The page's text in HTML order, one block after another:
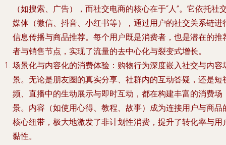
（如搜索、广告），而社交电商的核心在于“人”。它依托社
媒体（微信、抖音、小红书等），通过用户的社交关系链进
信息传播与商品推荐。每个用户既是消费者，也是潜在的推
者与销售节点，实现了流量的去中心化与裂变式增长。
场景化与内容化的消费体验 ：购物行为深度嵌入社交与内容
景。无论是朋友圈的真实分享、社群内的互动答疑，还是短
频、直播中的生动展示与即时互动，都在构建丰富的消费场
景。内容（如使用心得、教程、故事）成为连接用户与商品
核心纽带，极大地激发了非计划性消费，提升了转化率与用
黏性。